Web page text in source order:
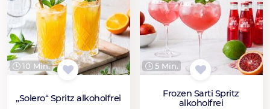
10 Min.
„Solero“ Spritz alkoholfrei
5 Min.
Frozen Sarti Spritz
alkoholfrei